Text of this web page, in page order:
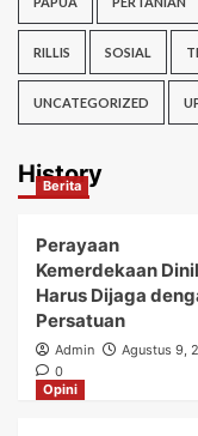
RILLIS SOSIAL
UNCATEGORIZED
History
Berita
Perayaan
Kemerdekaan
Harus Dijaga
Persatuan
Admin
Agustus 9,
0
Opini